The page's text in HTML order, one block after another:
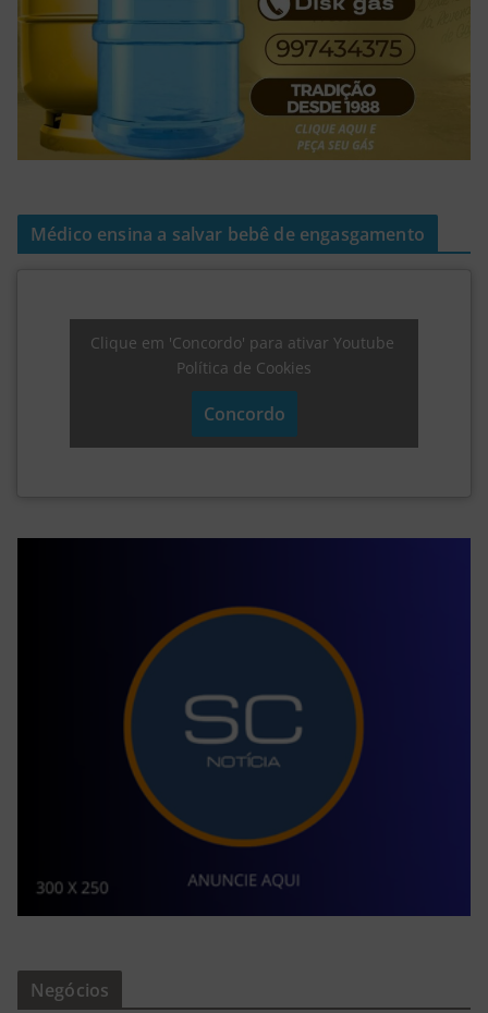
Médico ensina a salvar bebê de engasgamento
Clique em 'Concordo' para ativar Youtube
Política de Cookies
Concordo
Negócios